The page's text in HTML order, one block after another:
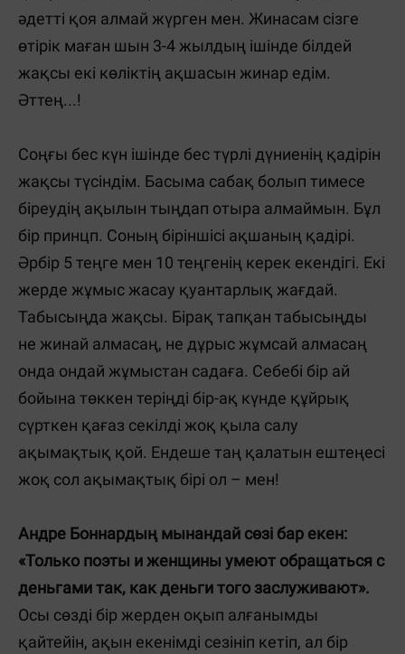
әдетті қоя алмай жүрген мен. Жинасам сізге
өтірік маған шын 3-4 жылдың ішінде білдей
жақсы екі көліктің ақшасын жинар едім.
Әттең...!
Соңғы бес күн ішінде бес түрлі дүниенің қадірін
жақсы түсіндім. Басыма сабақ болып тимесе
біреудің ақылын тыңдап отыра алмаймын. Бұл
бір принцп. Соның біріншісі ақшаның қадірі.
Әрбір 5 теңге мен 10 теңгенің керек екендігі. Екі
жерде жұмыс жасау қуантарлық жағдай.
Табысыңда жақсы. Бірақ тапқан табысыңды
не жинай алмасаң, не дұрыс жұмсай алмасаң
онда ондай жұмыстан садаға. Себебі бір ай
бойына төккен теріңді бір-ақ күнде құйрық
сүрткен қағаз секілді жоқ қыла салу
ақымақтық қой. Ендеше таң қалатын ештеңесі
жоқ сол ақымақтық бірі ол – мен!
Андре Боннардың мынандай сөзі бар екен:
«Только поэты и женщины умеют обращаться с
деньгами так, как деньги того заслуживают».
Осы сөзді бір жерден оқып алғанымды
қайтейін, ақын екенімді сезініп кетіп, ал бір